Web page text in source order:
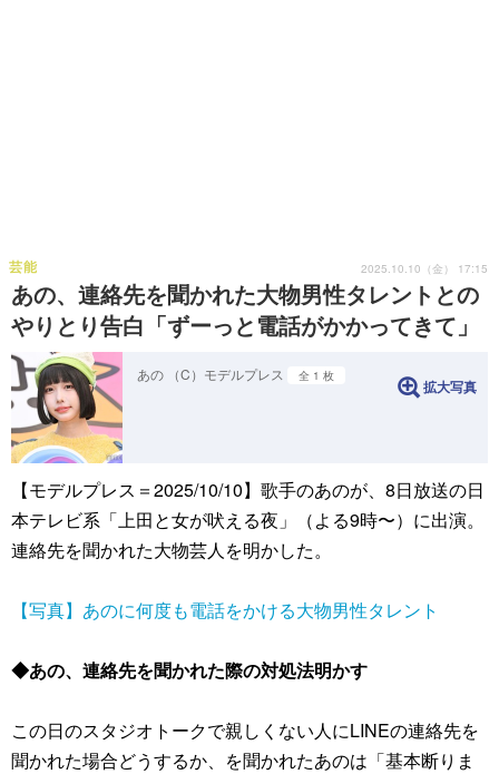
あの、連絡先を聞かれた大物男性タレントとの
やりとり告白「ずーっと電話がかかってきて」
芸能 2025.10.10（金） 17:15
あの （C）モデルプレス 全 1 枚
拡大写真
【モデルプレス＝2025/10/10】歌手のあのが、8日放送の日
本テレビ系「上田と女が吠える夜」（よる9時〜）に出演。
連絡先を聞かれた大物芸人を明かした。
【写真】あのに何度も電話をかける大物男性タレント
◆あの、連絡先を聞かれた際の対処法明かす
この日のスタジオトークで親しくない人にLINEの連絡先を
聞かれた場合どうするか、を聞かれたあのは「基本断りま